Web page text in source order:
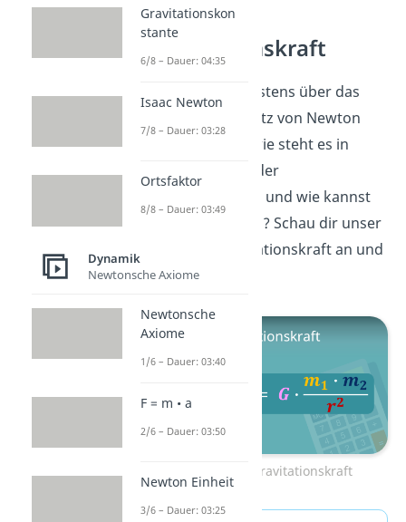
Gravitationskraft
Jetzt weißt du bestens über das
Gravitationsgesetz von Newton
Bescheid! Aber wie steht es in
Verbindung mit der
Gravitationskraft und wie kannst
du sie berechnen? Schau dir unser
zur Gravitationskraft an und
finde es heraus!
Zum Video: Gravitationskraft
Gravitationskon
stante
6/8 – Dauer: 04:35
Isaac Newton
7/8 – Dauer: 03:28
Ortsfaktor
8/8 – Dauer: 03:49
Dynamik
Newtonsche Axiome
Newtonsche
Axiome
1/6 – Dauer: 03:40
F = m • a
2/6 – Dauer: 03:50
Newton Einheit
3/6 – Dauer: 03:25